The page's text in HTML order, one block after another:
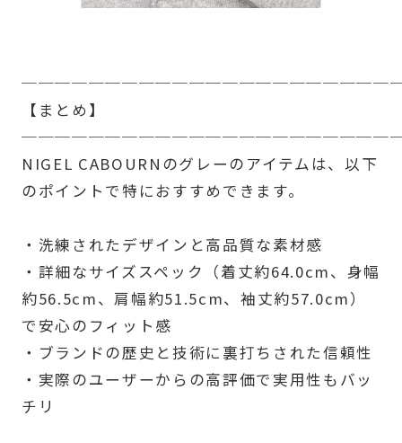
【まとめ】
NIGEL CABOURNのグレーのアイテムは、以下
のポイントで特におすすめできます。
・洗練されたデザインと高品質な素材感
・詳細なサイズスペック（着丈約64.0cm、身幅
約56.5cm、肩幅約51.5cm、袖丈約57.0cm）
で安心のフィット感
・ブランドの歴史と技術に裏打ちされた信頼性
・実際のユーザーからの高評価で実用性もバッ
チリ